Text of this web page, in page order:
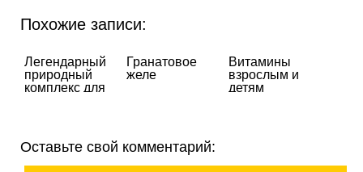
Похожие записи:
Легендарный
природный
комплекс для
Гранатовое
желе
Витамины
взрослым и
детям
Оставьте свой комментарий: